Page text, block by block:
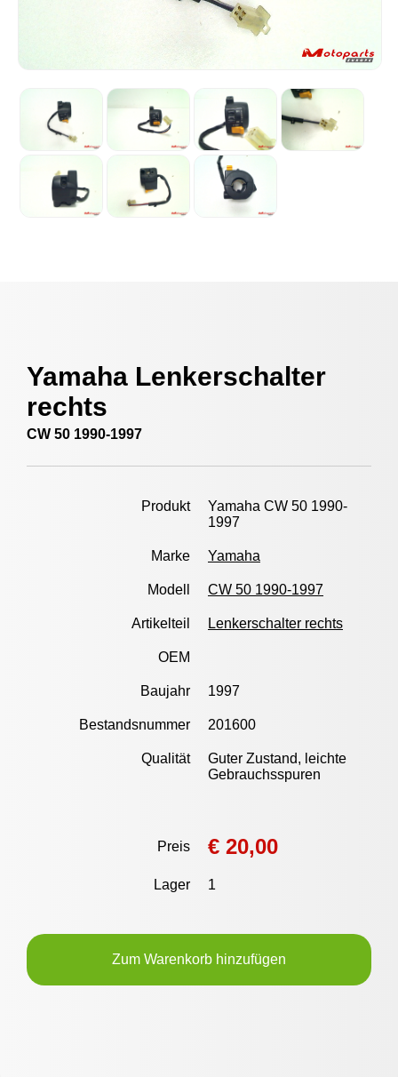
Yamaha Lenkerschalter
rechts
CW 50 1990-1997
Produkt
Yamaha CW 50 1990-
1997
Marke Yamaha
Modell CW 50 1990-1997
Artikelteil Lenkerschalter rechts
OEM
Baujahr 1997
Bestandsnummer 201600
Qualität
Guter Zustand, leichte
Gebrauchsspuren
Preis € 20,00
Lager 1
Zum Warenkorb hinzufügen